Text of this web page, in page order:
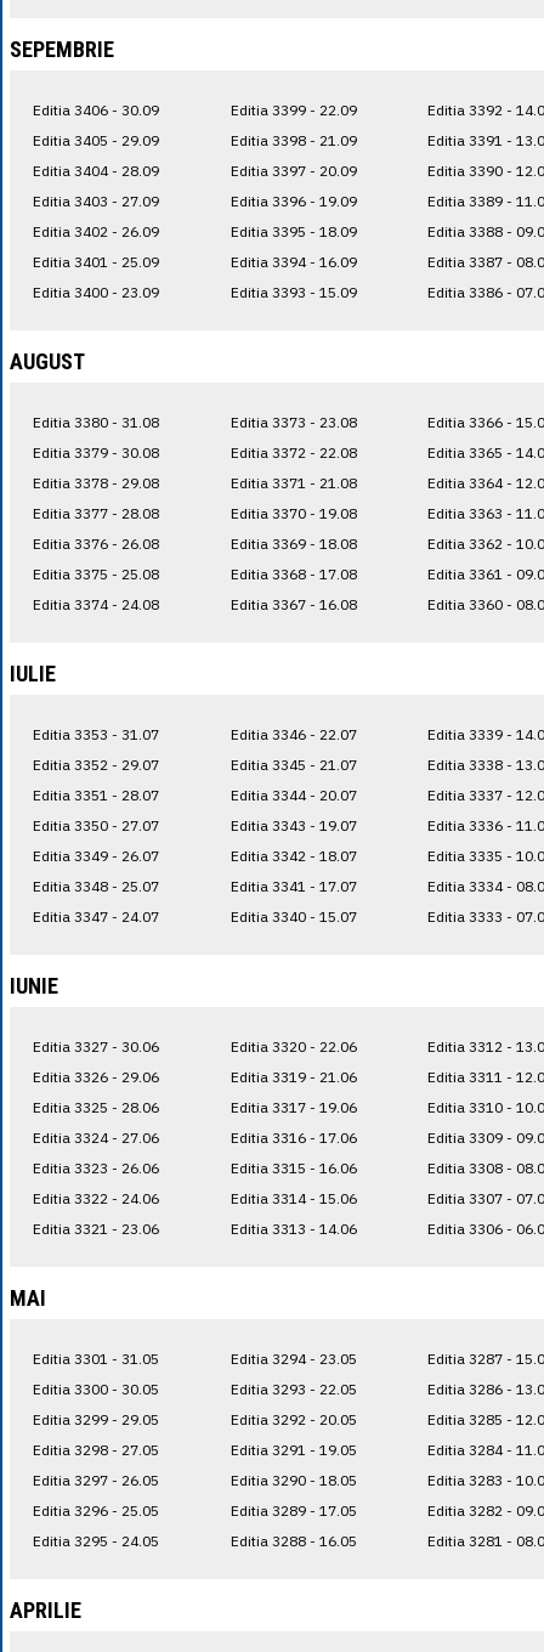
SEPEMBRIE
Editia 3406 - 30.09
Editia 3405 - 29.09
Editia 3404 - 28.09
Editia 3403 - 27.09
Editia 3402 - 26.09
Editia 3401 - 25.09
Editia 3400 - 23.09
Editia 3399 - 22.09
Editia 3398 - 21.09
Editia 3397 - 20.09
Editia 3396 - 19.09
Editia 3395 - 18.09
Editia 3394 - 16.09
Editia 3393 - 15.09
Editia 3392 -
Editia 3391 -
Editia 3390 -
Editia 3389 -
Editia 3388 -
Editia 3387 -
Editia 3386 -
AUGUST
Editia 3380 - 31.08
Editia 3379 - 30.08
Editia 3378 - 29.08
Editia 3377 - 28.08
Editia 3376 - 26.08
Editia 3375 - 25.08
Editia 3374 - 24.08
Editia 3373 - 23.08
Editia 3372 - 22.08
Editia 3371 - 21.08
Editia 3370 - 19.08
Editia 3369 - 18.08
Editia 3368 - 17.08
Editia 3367 - 16.08
Editia 3366 -
Editia 3365 -
Editia 3364 -
Editia 3363 -
Editia 3362 -
Editia 3361 -
Editia 3360 -
IULIE
Editia 3353 - 31.07
Editia 3352 - 29.07
Editia 3351 - 28.07
Editia 3350 - 27.07
Editia 3349 - 26.07
Editia 3348 - 25.07
Editia 3347 - 24.07
Editia 3346 - 22.07
Editia 3345 - 21.07
Editia 3344 - 20.07
Editia 3343 - 19.07
Editia 3342 - 18.07
Editia 3341 - 17.07
Editia 3340 - 15.07
Editia 3339 -
Editia 3338 -
Editia 3337 -
Editia 3336 -
Editia 3335 -
Editia 3334 -
Editia 3333 -
IUNIE
Editia 3327 - 30.06
Editia 3326 - 29.06
Editia 3325 - 28.06
Editia 3324 - 27.06
Editia 3323 - 26.06
Editia 3322 - 24.06
Editia 3321 - 23.06
Editia 3320 - 22.06
Editia 3319 - 21.06
Editia 3317 - 19.06
Editia 3316 - 17.06
Editia 3315 - 16.06
Editia 3314 - 15.06
Editia 3313 - 14.06
Editia 3312 -
Editia 3311 -
Editia 3310 -
Editia 3309 -
Editia 3308 -
Editia 3307 -
Editia 3306 -
MAI
Editia 3301 - 31.05
Editia 3300 - 30.05
Editia 3299 - 29.05
Editia 3298 - 27.05
Editia 3297 - 26.05
Editia 3296 - 25.05
Editia 3295 - 24.05
Editia 3294 - 23.05
Editia 3293 - 22.05
Editia 3292 - 20.05
Editia 3291 - 19.05
Editia 3290 - 18.05
Editia 3289 - 17.05
Editia 3288 - 16.05
Editia 3287 -
Editia 3286 -
Editia 3285 -
Editia 3284 -
Editia 3283 -
Editia 3282 -
Editia 3281 -
APRILIE